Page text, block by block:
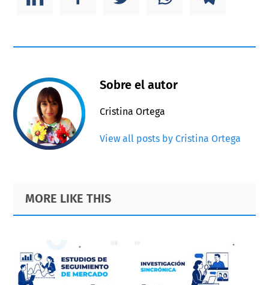
Sobre el autor
Cristina Ortega
View all posts by Cristina Ortega
Primary
Sidebar
Footer
MORE LIKE THIS